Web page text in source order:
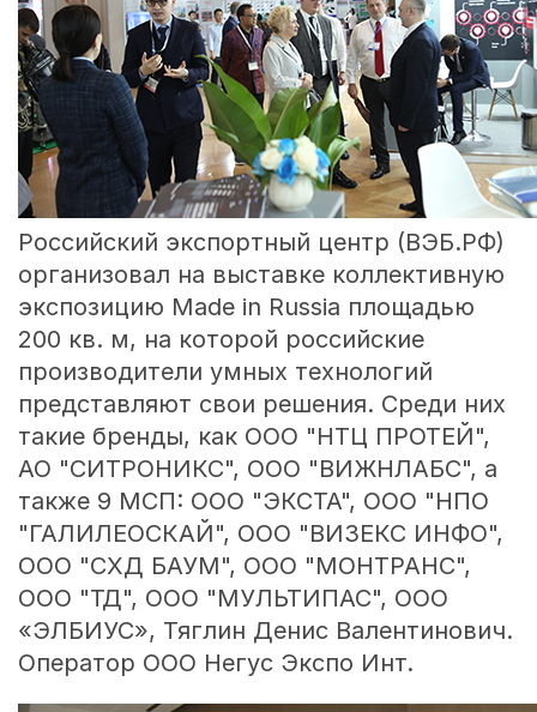
Российский экспортный центр (ВЭБ.РФ)
организовал на выставке коллективную
экспозицию Made in Russia площадью
200 кв. м, на которой российские
производители умных технологий
представляют свои решения. Среди них
такие бренды, как ООО "НТЦ ПРОТЕЙ",
АО "СИТРОНИКС", ООО "ВИЖНЛАБС", а
также 9 МСП: ООО "ЭКСТА", ООО "НПО
"ГАЛИЛЕОСКАЙ", ООО "ВИЗЕКС ИНФО",
ООО "СХД БАУМ", ООО "МОНТРАНС",
ООО "ТД", ООО "МУЛЬТИПАС", ООО
«ЭЛБИУС», Тяглин Денис Валентинович.
Оператор ООО Негус Экспо Инт.